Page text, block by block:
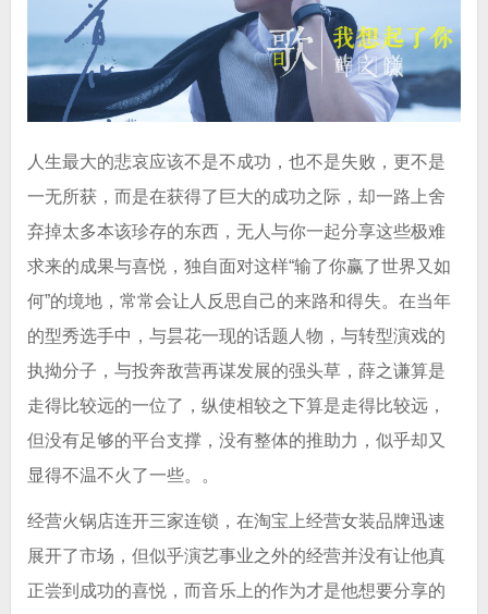
人生最大的悲哀应该不是不成功，也不是失败，更不是
一无所获，而是在获得了巨大的成功之际，却一路上舍
弃掉太多本该珍存的东西，无人与你一起分享这些极难
求来的成果与喜悦，独自面对这样“输了你赢了世界又如
何”的境地，常常会让人反思自己的来路和得失。在当年
的型秀选手中，与昙花一现的话题人物 ，与转型演戏的
执拗分子，与投奔敌营再谋发展的强头草，薛之谦算是
走得比较远的一位了，纵使相较之下算是走得比较远，
但没有足够的平台支撑，没有整体的推助力，似乎却又
显得不温不火了一些。。
经营火锅店连开三家连锁，在淘宝上经营女装品牌迅速
展开了市场，但似乎演艺事业之外的经营并没有让他真
正尝到成功的喜悦，而音乐上的作为才是他想要分享的